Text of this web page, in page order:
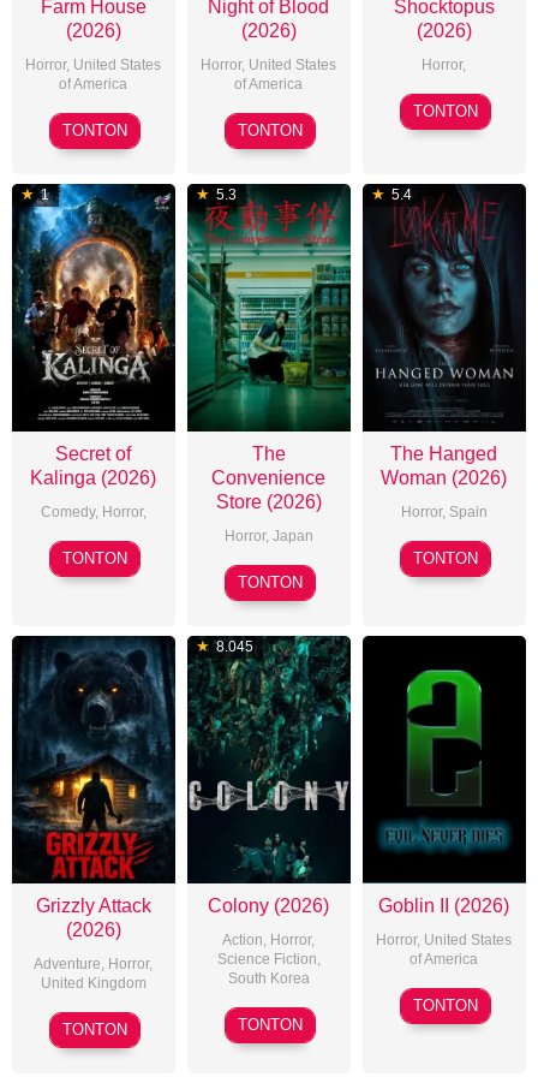
Farm House
(2026)
Horror, United States
of America
2026-
07-
TONTON
Night of Blood
(2026)
Horror, United States
of America
2026-
06-
TONTON
Shocktopus
(2026)
Horror,
2026-
05-
TONTON
1
Secret of
Kalinga (2026)
Comedy, Horror,
2026-
06-
TONTON
5.3
The
Convenience
Store (2026)
Horror, Japan
2026-
02-
TONTON
5.4
The Hanged
Woman (2026)
Horror, Spain
2026-
04-
TONTON
Grizzly Attack
(2026)
Adventure, Horror,
United Kingdom
2026-
05-
TONTON
8.045
Colony (2026)
Action, Horror,
Science Fiction,
South Korea
2026-
05-
TONTON
Goblin II (2026)
Horror, United States
of America
2026-
07-
TONTON